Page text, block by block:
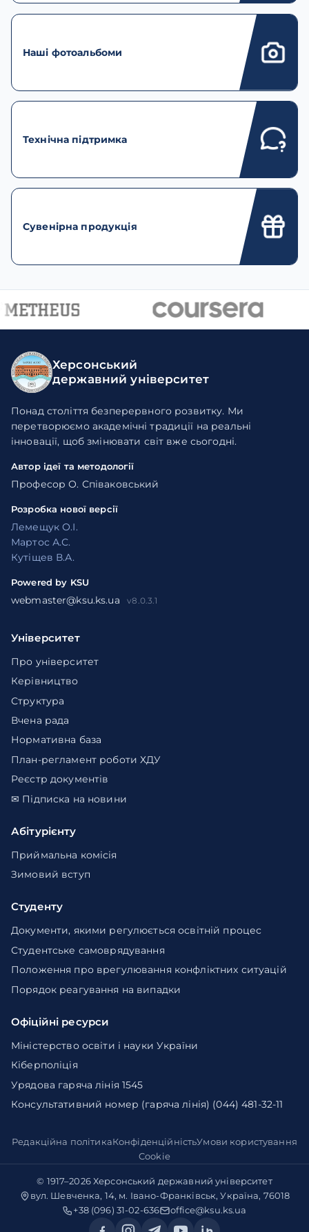
Наші фотоальбоми
Технічна підтримка
Сувенірна продукція
Херсонський
державний університет
Понад століття безперервного розвитку. Ми
перетворюємо академічні традиції на реальні
інновації, щоб змінювати світ вже сьогодні.
Автор ідеї та методології
Професор О. Співаковський
Розробка нової версії
Лемещук О.І.
Мартос А.С.
Кутіщев В.А.
Powered by KSU
webmaster@ksu.ks.ua v8.0.3.1
Університет
Про університет
Керівництво
Структура
Вчена рада
Нормативна база
План-регламент роботи ХДУ
Реєстр документів
✉ Підписка на новини
Абітурієнту
Приймальна комісія
Зимовий вступ
Студенту
Документи, якими регулюється освітній процес
Студентське самоврядування
Положення про врегулювання конфліктних ситуацій
Порядок реагування на випадки
Офіційні ресурси
Міністерство освіти і науки України
Кіберполіція
Урядова гаряча лінія 1545
Консультативний номер (гаряча лінія) (044) 481-32-11
Редакційна політикаКонфіденційністьУмови користування
Cookie
© 1917–2026Херсонський державний університет
вул. Шевченка, 14, м. Івано-Франківськ, Україна, 76018
+38 (096) 31-02-636
office@ksu.ks.ua